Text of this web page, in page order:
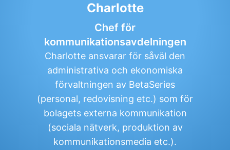
Charlotte
Chef för
kommunikationsavdelningen
Charlotte ansvarar för såväl den
administrativa och ekonomiska
förvaltningen av BetaSeries
(personal, redovisning etc.) som för
bolagets externa kommunikation
(sociala nätverk, produktion av
kommunikationsmedia etc.).